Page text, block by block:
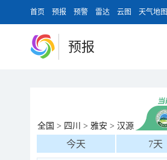
首页 预报 预警 雷达 云图 天气地图
预报
全国 > 四川 > 雅安 > 汉源
今天 7天